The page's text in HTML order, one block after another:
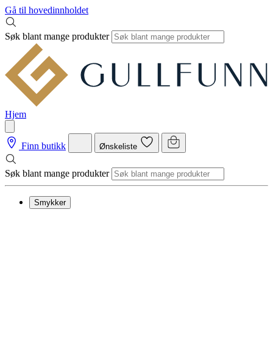
Gå til hovedinnholdet
Søk blant mange produkter
Hjem
Finn butikk Ønskeliste
Søk blant mange produkter
Smykker